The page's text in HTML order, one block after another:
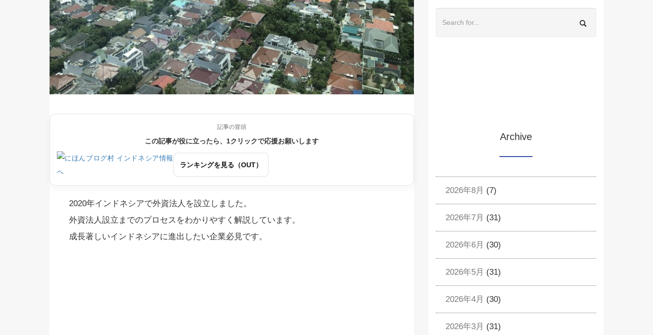
記事の冒頭
この記事が役に立ったら、1クリックで応援お願いします
ランキングを見る（OUT）
2020年インドネシアで外資法人を設立しました。
外資法人設立までのプロセスをわかりやすく解説しています。
成長著しいインドネシアに進出したい企業必見です。
Archive
2026年8月 (7)
2026年7月 (31)
2026年6月 (30)
2026年5月 (31)
2026年4月 (30)
2026年3月 (31)